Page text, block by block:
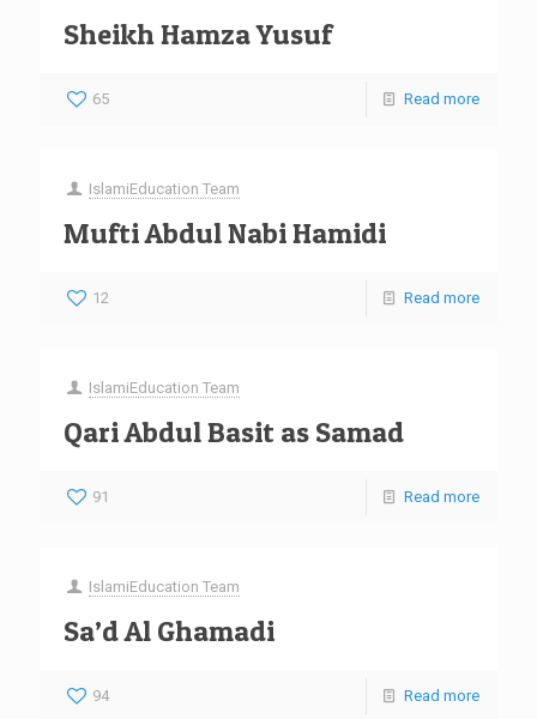
Sheikh Hamza Yusuf
65 Read more
IslamiEducation Team
Mufti Abdul Nabi Hamidi
12 Read more
IslamiEducation Team
Qari Abdul Basit as Samad
91 Read more
IslamiEducation Team
Sa’d Al Ghamadi
94 Read more